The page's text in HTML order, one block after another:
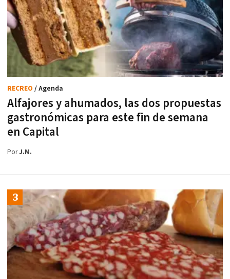
Alfajores y ahumados, las dos propuestas
gastronómicas para este fin de semana
en Capital
RECREO / Agenda
PorJ.M.